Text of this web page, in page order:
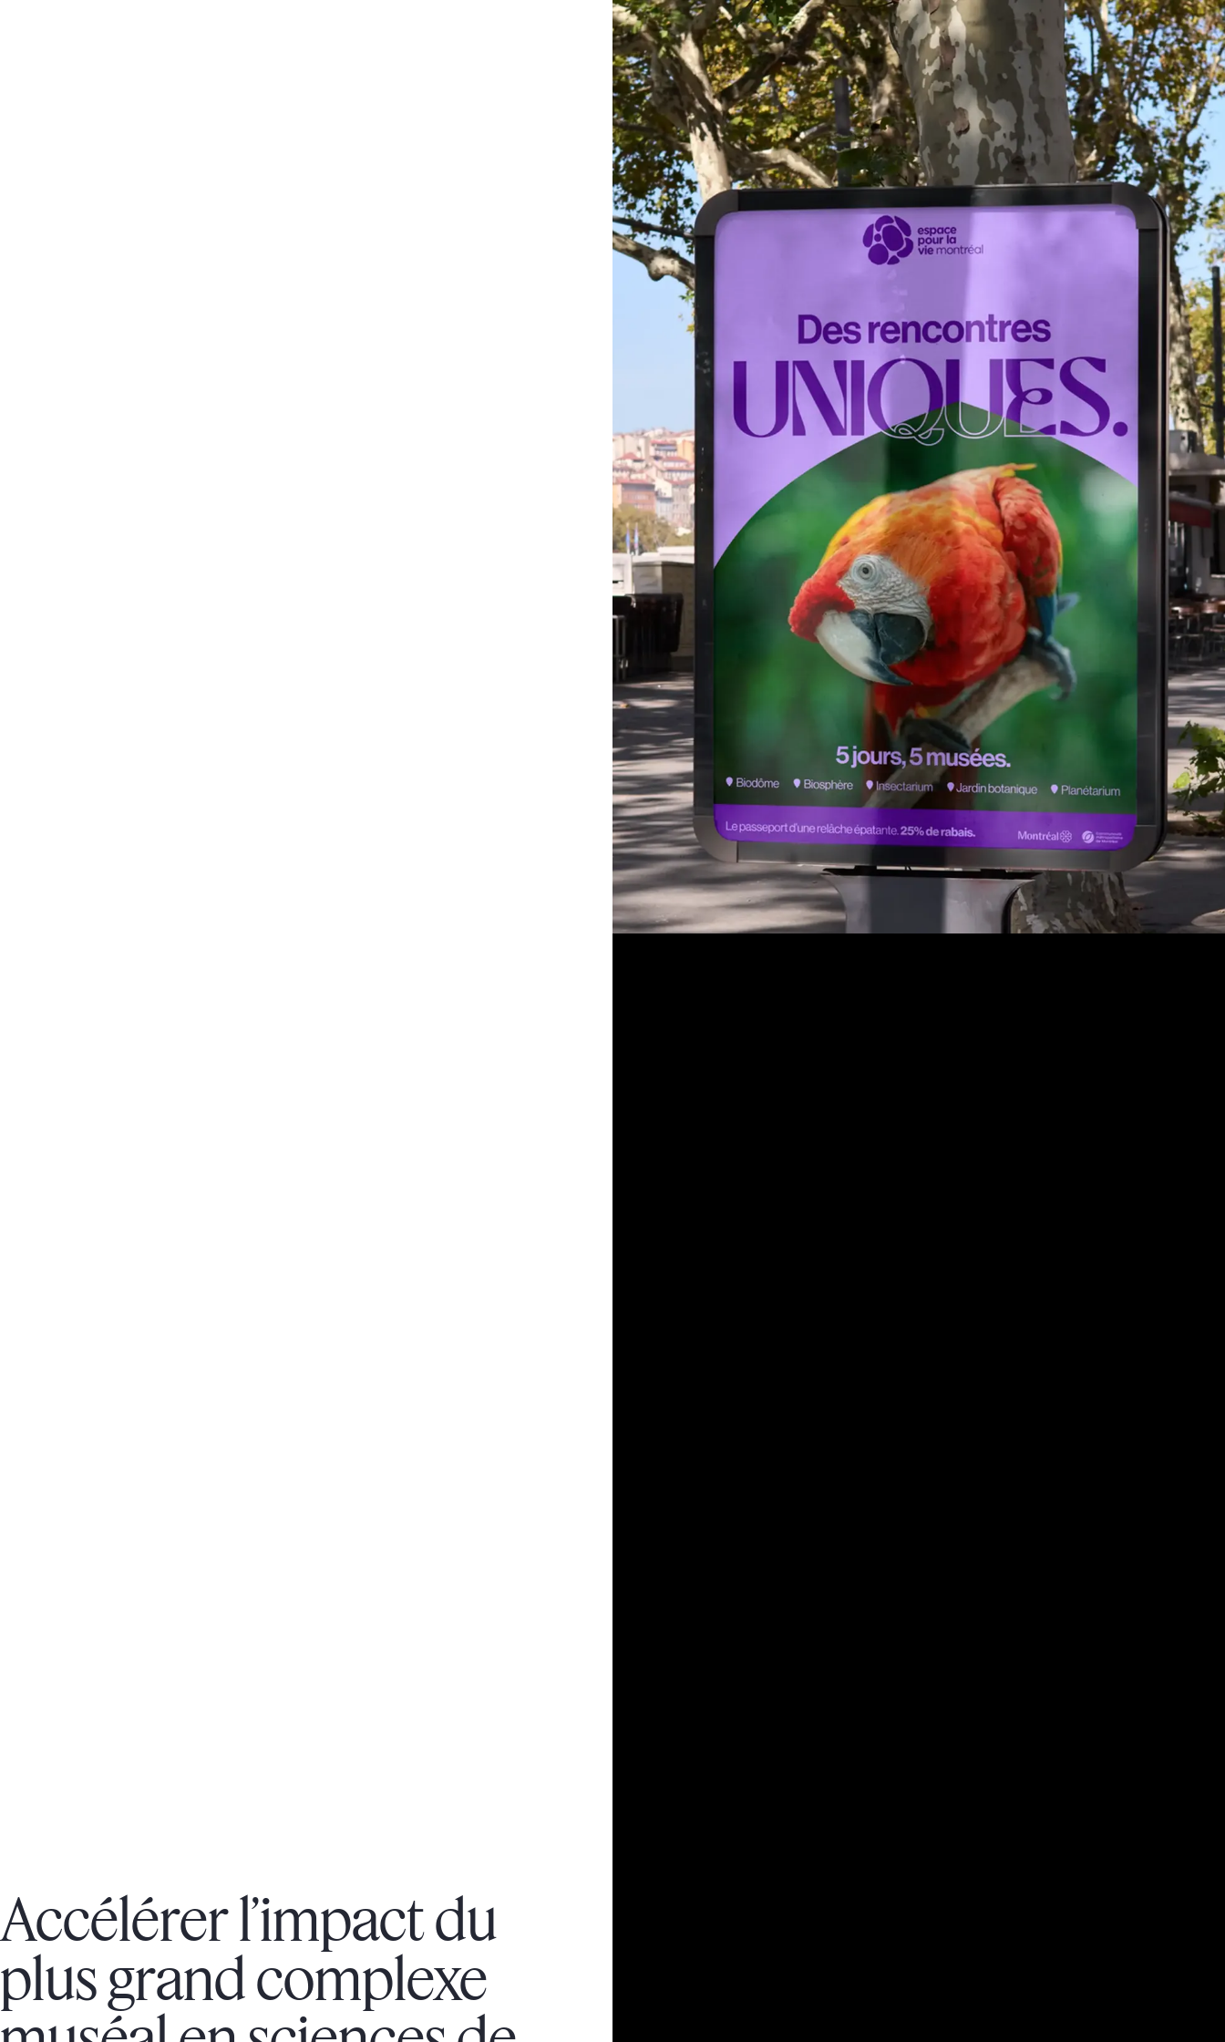
Accélérer l’impact du
plus grand complexe